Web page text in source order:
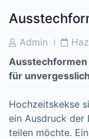
PostAdmin
Post
Ausstechformen
für
Hochzeitskekse
ein Ausdruck der
teilen möchte.